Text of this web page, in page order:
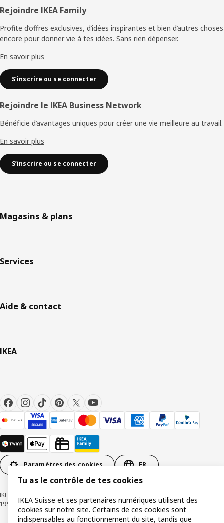
Pied
de
page
Rejoindre IKEA Family
Profite d’offres exclusives, d’idées inspirantes et bien d’autres choses
encore pour donner vie à tes idées. Sans rien dépenser.
En savoir plus
S’inscrire ou se connecter
Rejoindre le IKEA Business Network
Bénéficie d’avantages uniques pour créer une vie meilleure au travail.
En savoir plus
S’inscrire ou se connecter
Magasins & plans
Services
Aide & contact
IKEA
Paramètres des cookies FR
IKEA Suisse - Müslistrasse 16, 8957 Spreitenbach © Inter IKEA Systems B.V.
1999-2026
Tu as le contrôle de tes cookies
IKEA Suisse et ses partenaires numériques utilisent des
cookies sur notre site. Certains de ces cookies sont
indispensables au fonctionnement du site, tandis que